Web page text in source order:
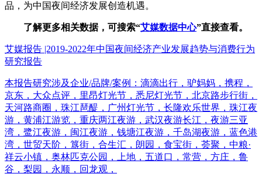
品，为中国夜间经济发展创造机遇。
了解更多相关数据，可搜索“艾媒数据中心”直接查看。
艾媒报告 |2019-2022年中国夜间经济产业发展趋势与消费行为
研究报告
本报告研究涉及企业/品牌/案例：滴滴出行，驴妈妈，携程，
京东，大众点评，里昂灯光节，悉尼灯光节，北京路步行街，
天河路商圈，珠江琶醍，广州灯光节，长隆欢乐世界，珠江夜
游，黄浦江游览，重庆两江夜游，武汉夜游长江，夜游三亚
湾，鹭江夜游，闽江夜游，钱塘江夜游，千岛湖夜游，蓝色港
湾，世贸天阶，簋街，合生汇，朗园，食宝街，荟聚，中粮·
祥云小镇，奥林匹克公园，上地，五道口，常营，方庄，鲁
谷，梨园，永顺，回龙观，